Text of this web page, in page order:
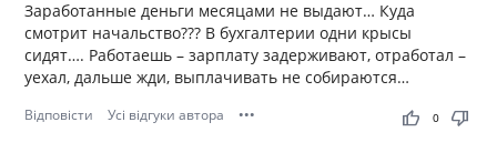
Заработанные деньги месяцами не выдают… Куда
смотрит начальство??? В бухгалтерии одни крысы
сидят…. Работаешь – зарплату задерживают, отработал –
уехал, дальше жди, выплачивать не собираются…
Відповісти Усі відгуки автора ••• thumb_up thumb_down
0